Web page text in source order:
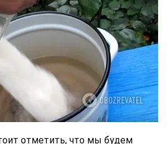
отметить, что мы будем